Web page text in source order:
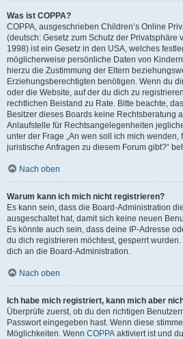
Was ist COPPA?
COPPA, ausgeschrieben Children’s Online
(deutsch: Gesetz zum Schutz der Privatsphäre
1998) ist ein Gesetz in den USA, welches
möglicherweise persönliche Daten von
hierzu die Zustimmung der Eltern
Erziehungsberechtigten benötigen. Wenn du
oder die Website, auf der du dich zu
rechtlichen Beistand zu Rate. Bitte beachte,
Besitzer dieses Boards keine Rechtsberatung
Anlaufstelle für Rechtsangelegenheiten
unter der Frage „An wen soll ich mich
juristische Anfragen zu diesem Forum gibt?“
Nach oben
Warum kann ich mich nicht registrieren?
Es kann sein, dass die Board-Administration
ausgeschaltet hat, damit sich keine neuen
Es könnte auch sein, dass deine IP-Adresse
du dich registrieren möchtest, gesperrt
dich an die Board-Administration.
Nach oben
Ich habe mich registriert, kann mich aber
Überprüfe zuerst, ob du den richtigen
Passwort eingegeben hast. Wenn diese
Möglichkeiten. Wenn COPPA aktiviert ist und